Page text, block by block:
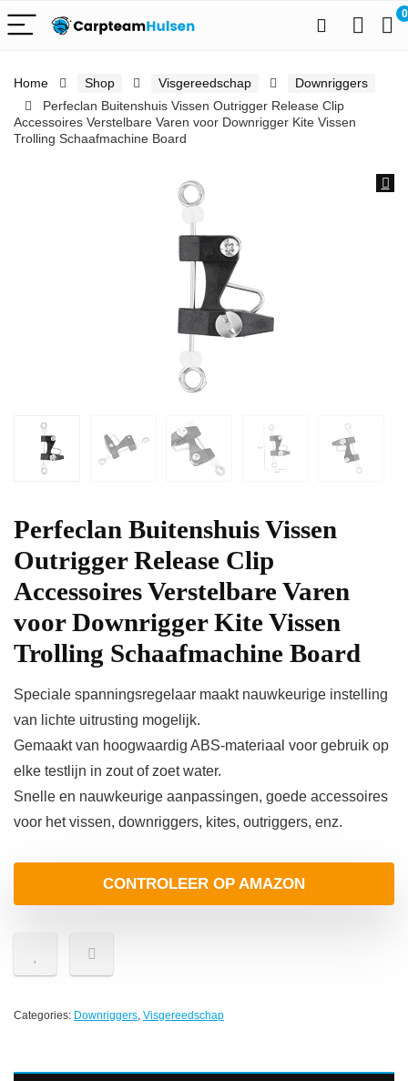
0
Home Shop Visgereedschap
Downriggers
Perfeclan Buitenshuis Vissen Outrigger Release Clip
Accessoires Verstelbare Varen voor Downrigger Kite Vissen
Trolling Schaafmachine Board
Perfeclan Buitenshuis Vissen
Outrigger Release Clip
Accessoires Verstelbare Varen
voor Downrigger Kite Vissen
Trolling Schaafmachine Board
Speciale spanningsregelaar maakt nauwkeurige instelling
van lichte uitrusting mogelijk.
Gemaakt van hoogwaardig ABS-materiaal voor gebruik op
elke testlijn in zout of zoet water.
Snelle en nauwkeurige aanpassingen, goede accessoires
voor het vissen, downriggers, kites, outriggers, enz.
CONTROLEER OP AMAZON
Categories: Downriggers, Visgereedschap